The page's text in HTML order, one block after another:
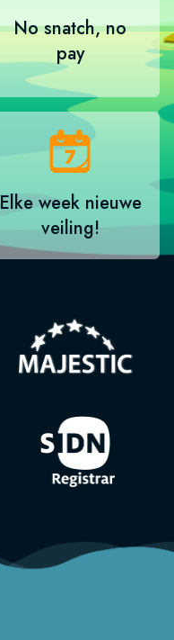
No snatch, no
pay
Elke week nieuwe
veiling!